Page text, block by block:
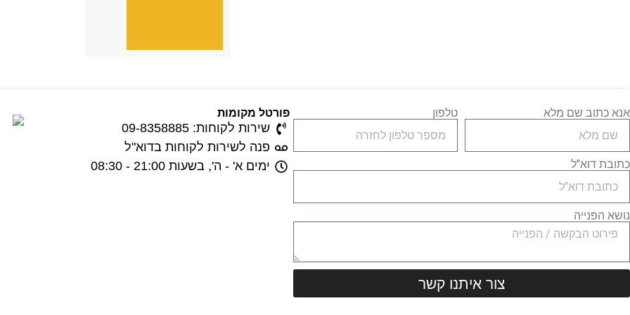
אנא כתוב שם מלא טלפון
כתובת דוא"ל
נושא הפנייה
צור איתנו קשר
פורטל מקומות
שירות לקוחות: 09-8358885
פנה לשירות לקוחות בדוא"ל
ימים א' - ה', בשעות 21:00 - 08:30